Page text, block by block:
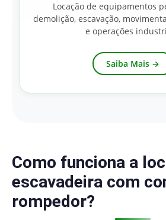
Locação de equipamentos
demolição, escavação,
e operações
Saiba Mais →
Como funciona a
escavadeira com
rompedor?